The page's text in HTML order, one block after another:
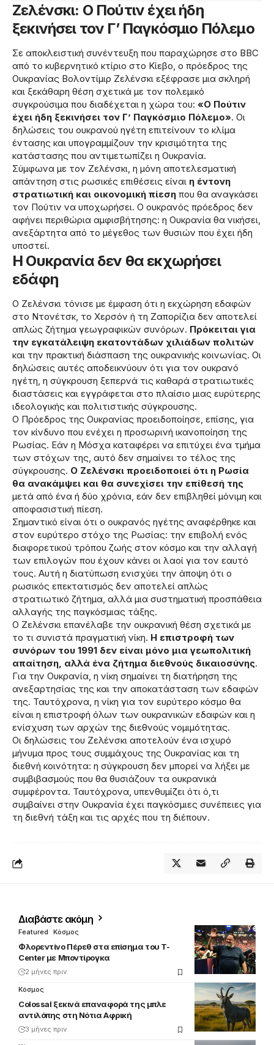
Ζελένσκι: Ο Πούτιν έχει ήδη
ξεκινήσει τον Γ’ Παγκόσμιο Πόλεμο
Σε αποκλειστική συνέντευξη που παραχώρησε στο BBC
από το κυβερνητικό κτίριο στο Κίεβο, ο πρόεδρος της
Ουκρανίας Βολοντίμιρ Ζελένσκι εξέφρασε μια σκληρή
και ξεκάθαρη θέση σχετικά με τον πολεμικό
συγκρούσιμα που διαδέχεται η χώρα του: «Ο Πούτιν
έχει ήδη ξεκινήσει τον Γ’ Παγκόσμιο Πόλεμο». Οι
δηλώσεις του ουκρανού ηγέτη επιτείνουν το κλίμα
έντασης και υπογραμμίζουν την κρισιμότητα της
κατάστασης που αντιμετωπίζει η Ουκρανία.
Σύμφωνα με τον Ζελένσκι, η μόνη αποτελεσματική
απάντηση στις ρωσικές επιθέσεις είναι η έντονη
στρατιωτική και οικονομική πίεση που θα αναγκάσει
τον Πούτιν να υποχωρήσει. Ο ουκρανός πρόεδρος δεν
αφήνει περιθώρια αμφισβήτησης: η Ουκρανία θα νικήσει,
ανεξάρτητα από το μέγεθος των θυσιών που έχει ήδη
υποστεί.
Η Ουκρανία δεν θα εκχωρήσει
εδάφη
Ο Ζελένσκι τόνισε με έμφαση ότι η εκχώρηση εδαφών
στο Ντονέτσκ, το Χερσόν ή τη Ζαπορίζια δεν αποτελεί
απλώς ζήτημα γεωγραφικών συνόρων. Πρόκειται για
την εγκατάλειψη εκατοντάδων χιλιάδων πολιτών
και την πρακτική διάσπαση της ουκρανικής κοινωνίας. Οι
δηλώσεις αυτές αποδεικνύουν ότι για τον ουκρανό
ηγέτη, η σύγκρουση ξεπερνά τις καθαρά στρατιωτικές
διαστάσεις και εγγράφεται στο πλαίσιο μιας ευρύτερης
ιδεολογικής και πολιτιστικής σύγκρουσης.
Ο Πρόεδρος της Ουκρανίας προειδοποίησε, επίσης, για
τον κίνδυνο που ενέχει η προσωρινή ικανοποίηση της
Ρωσίας. Εάν η Μόσχα καταφέρει να επιτύχει ένα τμήμα
των στόχων της, αυτό δεν σημαίνει το τέλος της
σύγκρουσης. Ο Ζελένσκι προειδοποιεί ότι η Ρωσία
θα ανακάμψει και θα συνεχίσει την επίθεσή της
μετά από ένα ή δύο χρόνια, εάν δεν επιβληθεί μόνιμη και
αποφασιστική πίεση.
Σημαντικό είναι ότι ο ουκρανός ηγέτης αναφέρθηκε και
στον ευρύτερο στόχο της Ρωσίας: την επιβολή ενός
διαφορετικού τρόπου ζωής στον κόσμο και την αλλαγή
των επιλογών που έχουν κάνει οι λαοί για τον εαυτό
τους. Αυτή η διατύπωση ενισχύει την άποψη ότι ο
ρωσικός επεκτατισμός δεν αποτελεί απλώς
στρατιωτικό ζήτημα, αλλά μια συστηματική προσπάθεια
αλλαγής της παγκόσμιας τάξης.
Ο Ζελένσκι επανέλαβε την ουκρανική θέση σχετικά με
το τι συνιστά πραγματική νίκη. Η επιστροφή των
συνόρων του 1991 δεν είναι μόνο μια γεωπολιτική
απαίτηση, αλλά ένα ζήτημα διεθνούς δικαιοσύνης.
Για την Ουκρανία, η νίκη σημαίνει τη διατήρηση της
ανεξαρτησίας της και την αποκατάσταση των εδαφών
της. Ταυτόχρονα, η νίκη για τον ευρύτερο κόσμο θα
είναι η επιστροφή όλων των ουκρανικών εδαφών και η
ενίσχυση των αρχών της διεθνούς νομιμότητας.
Οι δηλώσεις του Ζελένσκι αποτελούν ένα ισχυρό
μήνυμα προς τους συμμάχους της Ουκρανίας και τη
διεθνή κοινότητα: η σύγκρουση δεν μπορεί να λήξει με
συμβιβασμούς που θα θυσιάζουν τα ουκρανικά
συμφέροντα. Ταυτόχρονα, υπενθυμίζει ότι ό,τι
συμβαίνει στην Ουκρανία έχει παγκόσμιες συνέπειες για
τη διεθνή τάξη και τις αρχές που τη διέπουν.
Διαβάστε ακόμη
Featured Κόσμος
Φλορεντίνο Πέρεθ στα επίσημα του T-
Center με Μποντίρογκα
2 μήνες πριν
Κόσμος
Colossal ξεκινά επαναφορά της μπλε
αντιλόπης στη Νότια Αφρική
3 μήνες πριν